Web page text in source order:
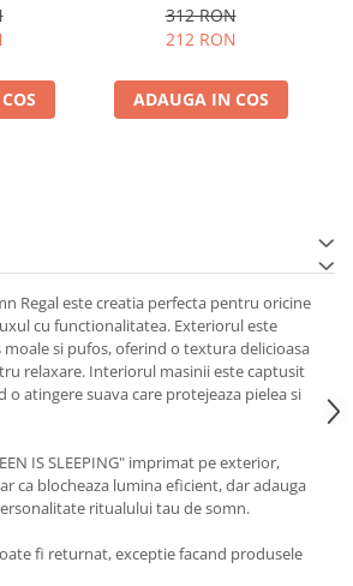
312 RON
212 RON
ADAUGA IN COS
Regal este creatia perfecta pentru oricine
cu functionalitatea. Exteriorul este
si pufos, oferind o textura delicioasa
relaxare. Interiorul masinii este captusit
o atingere suava care protejeaza pielea si
IS SLEEPING" imprimat pe exterior,
ca blocheaza lumina eficient, dar adauga
ritualului tau de somn.
fi returnat, exceptie facand produsele